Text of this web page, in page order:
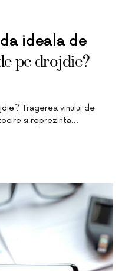
ideala de
pe drojdie?
Tragerea vinului de
si reprezinta…